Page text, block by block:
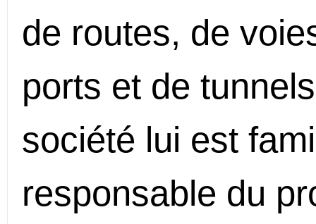
de routes, de
ports et de
société lui est
responsable du